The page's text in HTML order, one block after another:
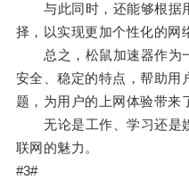
与此同时，还能够根据
择，以实现更加个性化的网
总之，松鼠加速器作为一
安全、稳定的特点，帮助用
题，为用户的上网体验带来
无论是工作、学习还是
联网的魅力。
#3#